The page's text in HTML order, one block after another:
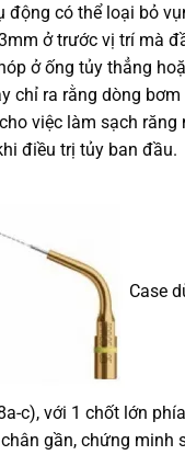
động có thể loại bỏ
ở trước vị trí mà
ở ống tủy thẳng
chỉ ra rằng dòng
việc làm sạch răng
điều trị tủy ban đầu.
Case
c), với 1 chốt lớn
gần, chứng minh